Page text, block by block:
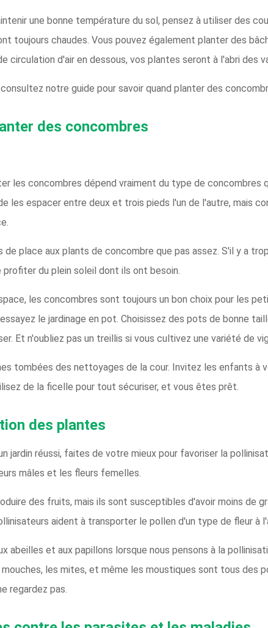
une bonne température du sol, pensez à utiliser des
toujours chaudes. Vous pouvez également planter des
circulation d'air en dessous, vos plantes seront à l'abri des
notre guide pour savoir quand planter des
des concombres
les concombres dépend vraiment du type de concombres
les espacer entre deux et trois pieds l'un de l'autre, mais
de place aux plants de concombre que pas assez. S'il y a
du plein soleil dont ils ont besoin.
les concombres sont toujours un bon choix pour les
le jardinage en pot. Choisissez des pots de bonne
Et n'oubliez pas un treillis si vous cultivez une variété de
tombées des nettoyages de la cour. Invitez les enfants à
de la ficelle pour tout sécuriser, et vous êtes prêt.
des plantes
jardin réussi, faites de votre mieux pour favoriser la
mâles et les fleurs femelles.
des fruits, mais ils sont susceptibles d'avoir moins de
aident à transporter le pollen d'un type de fleur à
abeilles et aux papillons lorsque nous pensons à la
les mites, et même les moustiques sont tous des
regardez pas.